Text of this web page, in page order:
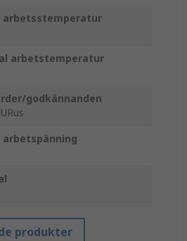
arbetsstemperatur
arbetstemperatur
godkännanden
arbetspänning
produkter